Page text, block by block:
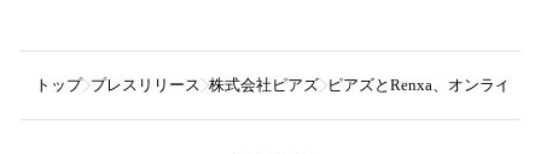
トップ プレスリリース 株式会社ピアズ ピアズとRenxa、オンライン